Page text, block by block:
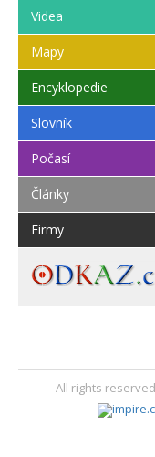
Videa
Mapy
Encyklopedie
Slovník
Počasí
Články
Firmy
All rights